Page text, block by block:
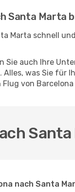
Santa Marta
Marta schnell
Sie auch Ihre
was Sie
von
nach Santa